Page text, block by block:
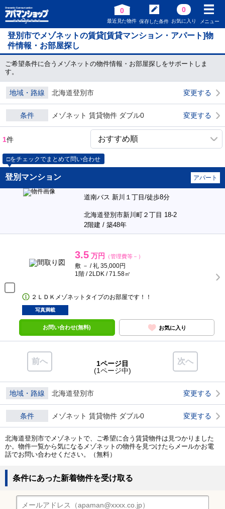
0
最近見た物件 保存した条件
0
お気に入り メニュー
登別市でメゾネットの賃貸[賃貸マンション・アパート]物
件情報・お部屋探し
ご希望条件に合うメゾネットの物件情報・お部屋探しをサポートしま
す。
地域・路線 北海道登別市 変更する
条件 メゾネット 賃貸物件 ダブル0 変更する
1件
□をチェックでまとめて問い合わせ
登別マンション アパート
道南バス 新川１丁目/徒歩8分
北海道登別市新川町２丁目 18-2
2階建 / 築48年
3.5 万円 （管理費等－）
敷 － / 礼 35,000円
1階 / 2LDK / 71.58㎡
２ＬＤＫメゾネットタイプのお部屋です！！
写真満載
お問い合わせ(無料) お気に入り
前へ 次へ
1ページ目
(1ページ中)
地域・路線 北海道登別市 変更する
条件 メゾネット 賃貸物件 ダブル0 変更する
北海道登別市でメゾネットで、ご希望に合う賃貸物件は見つかりました
か。物件一覧から気になるメゾネットの物件を見つけたらメールかお電
話でお問い合わせください。（無料）
条件にあった新着物件を受け取る